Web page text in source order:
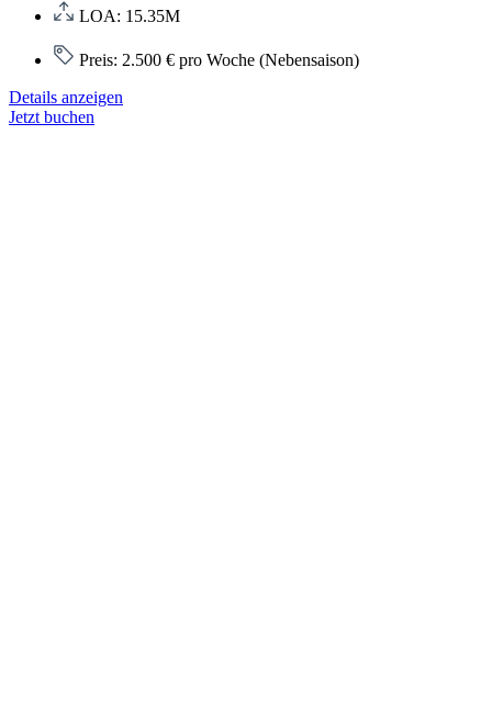
LOA: 15.35M
Preis: 2.500 € pro Woche (Nebensaison)
Details anzeigen
Jetzt buchen